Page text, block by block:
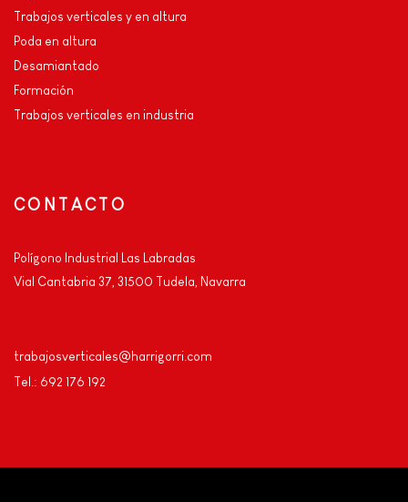
Trabajos verticales y en altura
Poda en altura
Desamiantado
Formación
Trabajos verticales en industria
CONTACTO
Polígono Industrial Las Labradas
Vial Cantabria 37, 31500 Tudela, Navarra
trabajosverticales@harrigorri.com
Tel.: 692 176 192